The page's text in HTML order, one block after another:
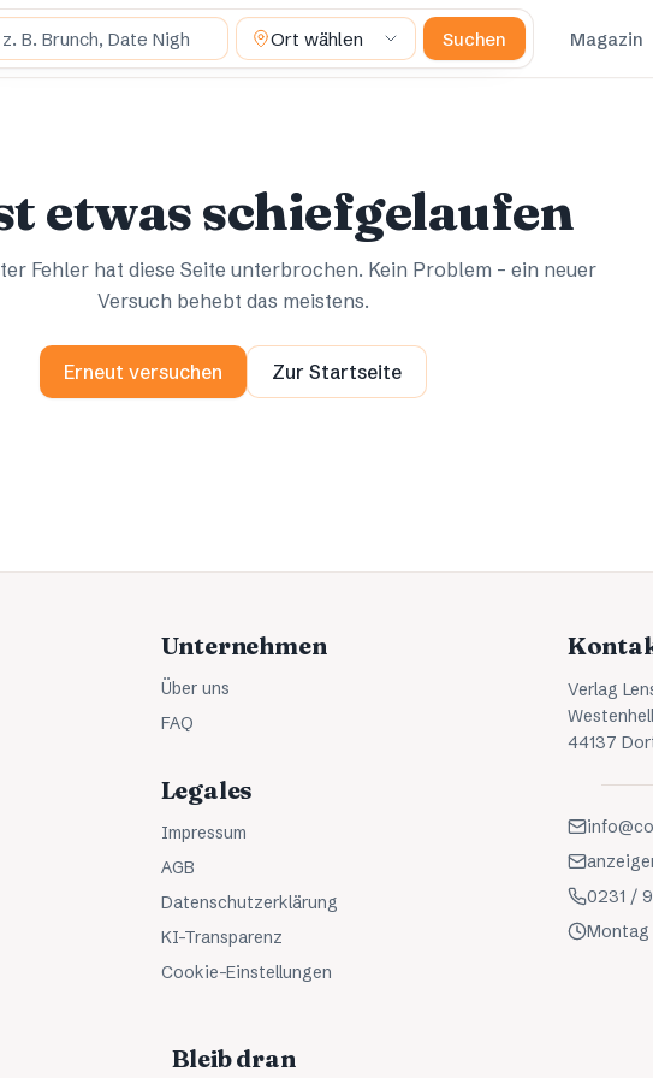
du? Ort wählen Suchen Magazin
etwas schiefgelaufen
Fehler hat diese Seite unterbrochen. Kein Problem – ein neuer
Versuch behebt das meistens.
Erneut versuchen Zur Startseite
Unternehmen
Über uns
FAQ
Legales
Impressum
AGB
Datenschutzerklärung
KI-Transparenz
Cookie-Einstellungen
Verlag
44137
0231 /
Montag
Bleib dran